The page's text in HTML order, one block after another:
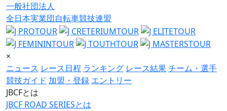
一般社団法人
全日本実業団自転車競技連盟
×
ニュース レース日程 ランキング レース結果チーム・選手
競技ガイド 加盟・登録 エントリー
JBCFとは
JBCF ROAD SERIESとは